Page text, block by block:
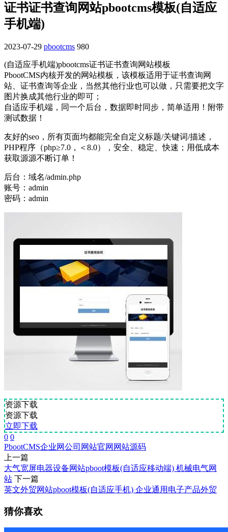
证书证书查询网站pbootcms模板(自适应
手机端)
2023-07-29 pbootcms 980
(自适应手机端)pbootcms证书证书查询网站模板
PbootCMS内核开发的网站模板，该模板适用于证书查询网
站、证书查询等企业，当然其他行业也可以做，只需要把文字
图片换成其他行业的即可；
自适应手机端，同一个后台，数据即时同步，简单适用！附带
测试数据！
友好的seo，所有页面均都能完全自定义标题/关键词/描述，
PHP程序（php≥7.0，＜8.0），安全、稳定、快速；用低成本
获取源源不断订单！
后台：域名/admin.php
账号：admin
密码：admin
资源下载
资源下载
立即下载
0 0
PbootCMS企业网公司网站官网 网站源码
上一篇
大气宽屏电器设备网站pboot模板(自适应移动端) 机械电气网
站 下一篇
英文外贸网站pboot模板(自适应手机) 企业通用电子产品外贸
猜你喜欢